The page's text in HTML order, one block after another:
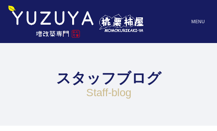
MENU
スタッフブログ
staff-blog